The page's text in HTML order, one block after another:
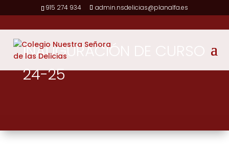
915 274 934 admin.nsdelicias@planalfa.es
INAUGURACIÓN DE CURSO
24-25